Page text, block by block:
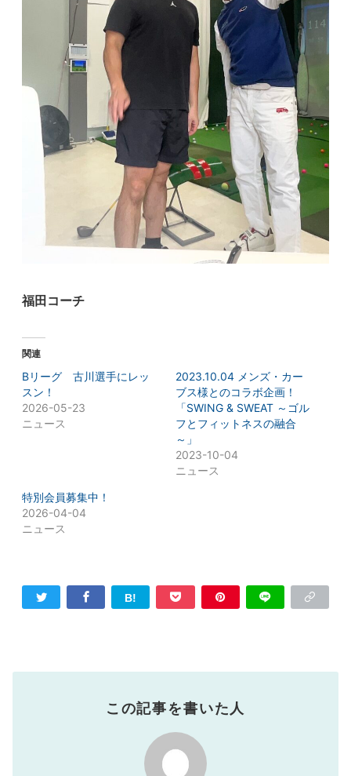
福田コーチ
関連
Bリーグ 古川選手にレッ
スン！
2026-05-23
ニュース
2023.10.04 メンズ・カー
ブス様とのコラボ企画！
「SWING & SWEAT ～ゴル
フとフィットネスの融合
～」
2023-10-04
ニュース
特別会員募集中！
2026-04-04
ニュース
この記事を書いた人